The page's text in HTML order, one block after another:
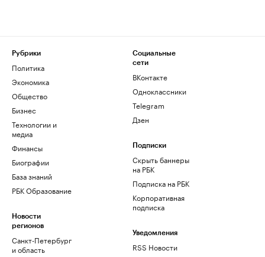
Рубрики
Политика
Экономика
Общество
Бизнес
Технологии и
медиа
Финансы
Биографии
База знаний
РБК Образование
Новости
регионов
Санкт-Петербург
и область
Социальные
сети
ВКонтакте
Одноклассники
Telegram
Дзен
Подписки
Скрыть баннеры
на РБК
Подписка на РБК
Корпоративная
подписка
Уведомления
RSS Новости